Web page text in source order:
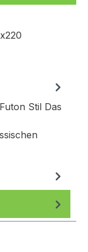
Stil Das